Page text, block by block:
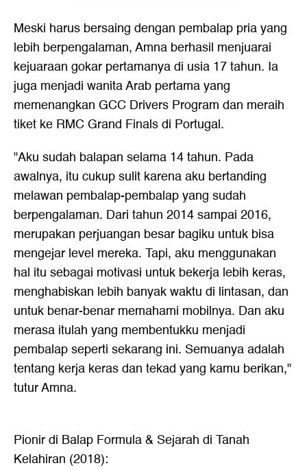
Meski harus bersaing dengan pembalap pria yang
lebih berpengalaman, Amna berhasil menjuarai
kejuaraan gokar pertamanya di usia 17 tahun. Ia
juga menjadi wanita Arab pertama yang
memenangkan GCC Drivers Program dan meraih
tiket ke RMC Grand Finals di Portugal.
"Aku sudah balapan selama 14 tahun. Pada
awalnya, itu cukup sulit karena aku bertanding
melawan pembalap-pembalap yang sudah
berpengalaman. Dari tahun 2014 sampai 2016,
merupakan perjuangan besar bagiku untuk bisa
mengejar level mereka. Tapi, aku menggunakan
hal itu sebagai motivasi untuk bekerja lebih keras,
menghabiskan lebih banyak waktu di lintasan, dan
untuk benar-benar memahami mobilnya. Dan aku
merasa itulah yang membentukku menjadi
pembalap seperti sekarang ini. Semuanya adalah
tentang kerja keras dan tekad yang kamu berikan,"
tutur Amna.
Pionir di Balap Formula & Sejarah di Tanah
Kelahiran (2018):